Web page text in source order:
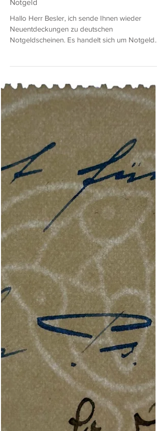
Hans-Ludwig Besler (Grabowski)
Leserpost: Neuentdeckungen bei
Notgeld
Neuentdeckungen zu deutschen
der Hochinflation aus Goslar, Walldorf und
Werdau. Bei dem Schein von Walldorf erfolgte
der Druck auf Papier ohne Wasserzeichen. Das
Papier ist nicht wasserliniert. Es gibt auch 200
Mrd. Mark mit wasserliniertem, rotem Papier.
Schein von Werdau zu 5 Mio. Mark mit Lit. C ist
vermutlich bereits bekannt, aber nicht im Keller
bei 5546b aufgeführt. Beste Grüße aus